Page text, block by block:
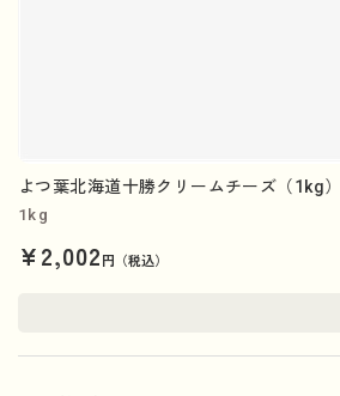
よつ葉北海道十勝クリームチーズ（1kg）
1kg
¥2,002円（税込）